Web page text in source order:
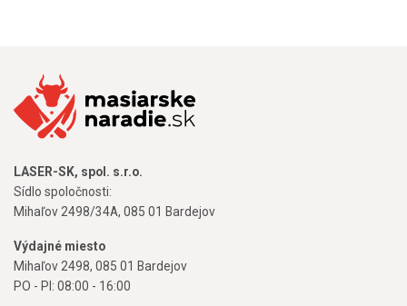
LASER-SK, spol. s.r.o.
Sídlo spoločnosti:
Mihaľov 2498/34A, 085 01 Bardejov
Výdajné miesto
Mihaľov 2498, 085 01 Bardejov
PO - PI: 08:00 - 16:00